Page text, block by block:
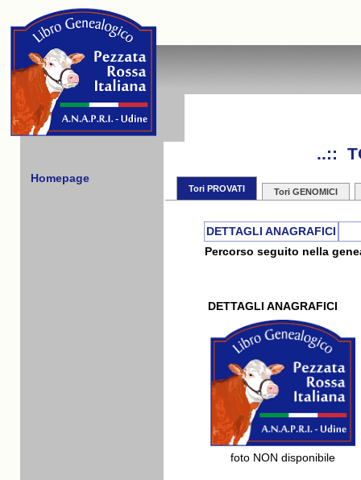
Homepage
..::
Tori PROVATI Tori GENOMICI
DETTAGLI ANAGRAFICI
Percorso seguito nella
DETTAGLI ANAGRAFICI
foto NON disponibile